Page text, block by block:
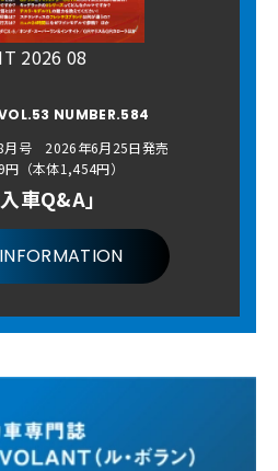
2026 08
NUMBER.584
月号 2026年6月25日発売
（本体1,454円）
入車Q&A」